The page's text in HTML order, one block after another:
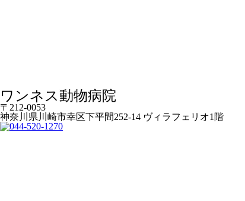
ワンネス動物病院
〒212-0053
神奈川県川崎市幸区下平間252-14 ヴィラフェリオ1階